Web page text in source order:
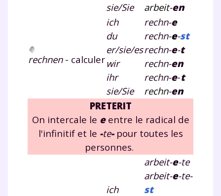
sie/Sie
arbeit-en
rechnen- calculer
ich
du
er/sie/es
wir
ihr
sie/Sie
rechn-e
rechn-e-st
rechn-e-t
rechn-en
rechn-e-t
rechn-en
PRETERIT
On intercale le eentre le radical de
l'infinitif et le -te-pour toutes les
personnes.
ich
arbeit-e-te
arbeit-e-te-
st
Envie de progresser
et de réussir votre